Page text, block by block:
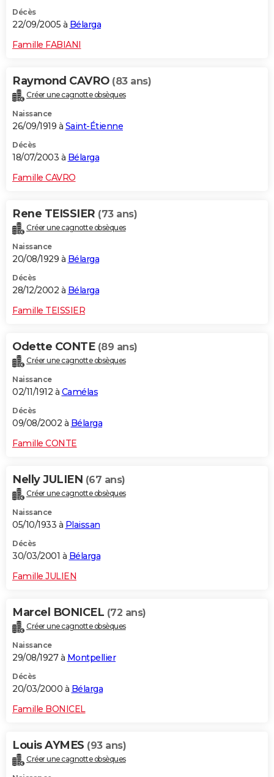
Décès
22/09/2005 à Bélarga
Famille FABIANI
Raymond CAVRO (83 ans)
Créer une cagnotte obsèques
Naissance
26/09/1919 à Saint-Étienne
Décès
18/07/2003 à Bélarga
Famille CAVRO
Rene TEISSIER (73 ans)
Créer une cagnotte obsèques
Naissance
20/08/1929 à Bélarga
Décès
28/12/2002 à Bélarga
Famille TEISSIER
Odette CONTE (89 ans)
Créer une cagnotte obsèques
Naissance
02/11/1912 à Camélas
Décès
09/08/2002 à Bélarga
Famille CONTE
Nelly JULIEN (67 ans)
Créer une cagnotte obsèques
Naissance
05/10/1933 à Plaissan
Décès
30/03/2001 à Bélarga
Famille JULIEN
Marcel BONICEL (72 ans)
Créer une cagnotte obsèques
Naissance
29/08/1927 à Montpellier
Décès
20/03/2000 à Bélarga
Famille BONICEL
Louis AYMES (93 ans)
Créer une cagnotte obsèques